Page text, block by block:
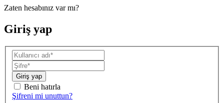
Zaten hesabınız var mı?
Giriş yap
Giriş yap
Beni hatırla
Şifreni mi unuttun?